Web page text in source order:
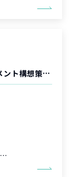
テクノロジー 人材リソースマネジメント構想策定支援（マネージャーポジション）